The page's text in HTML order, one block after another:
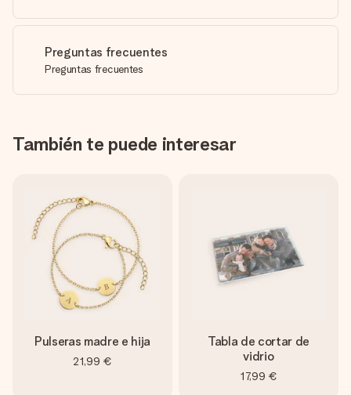
Preguntas frecuentes
Preguntas frecuentes
También te puede interesar
Pulseras madre e hija
21,99 €
Tabla de cortar de
vidrio
17,99 €